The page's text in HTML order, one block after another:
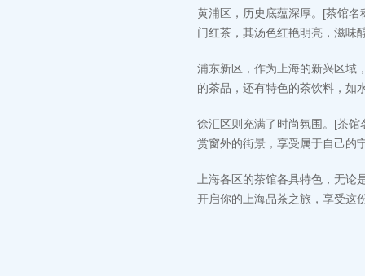
黄浦区，历史底蕴深厚。[茶馆
门红茶，其汤色红艳明亮，滋味
浦东新区，作为上海的新兴区域
的茶品，还有特色的茶饮料，如
徐汇区则充满了时尚氛围。[茶
赏窗外的街景，享受属于自己的
上海各区的茶馆各具特色，无
开启你的上海品茶之旅，享受这